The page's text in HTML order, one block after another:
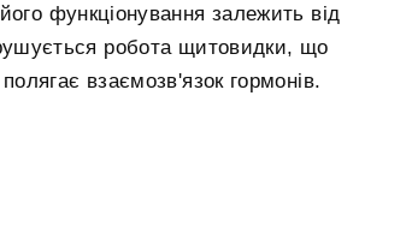
функціонування залежить від
робота щитовидки, що
взаємозв'язок гормонів.